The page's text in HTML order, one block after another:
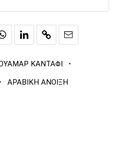
ΚΑΝΤΑΦΙ ·
· ΑΡΑΒΙΚΗ ΑΝΟΙΞΗ